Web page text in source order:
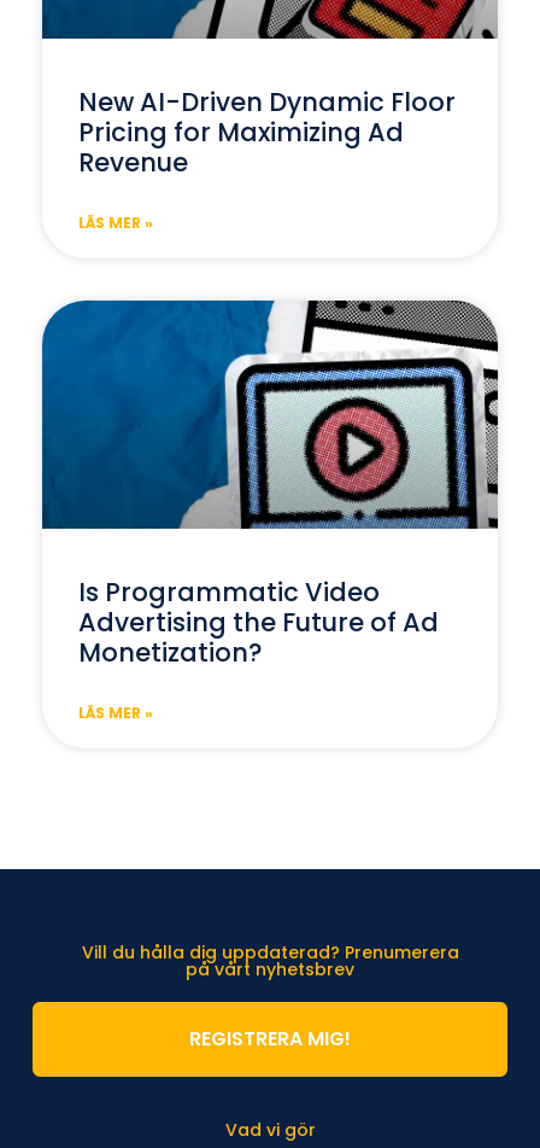
New AI-Driven Dynamic Floor
Pricing for Maximizing Ad
Revenue
LÄS MER »
Is Programmatic Video
Advertising the Future of Ad
Monetization?
LÄS MER »
Vad vi gör
Vill du hålla dig uppdaterad? Prenumerera
på vårt nyhetsbrev
REGISTRERA MIG!